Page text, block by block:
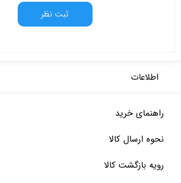
ثبت نظر
راهنمای خرید
نحوه ارسال کالا
رویه بازگشت کالا
اطلاعات